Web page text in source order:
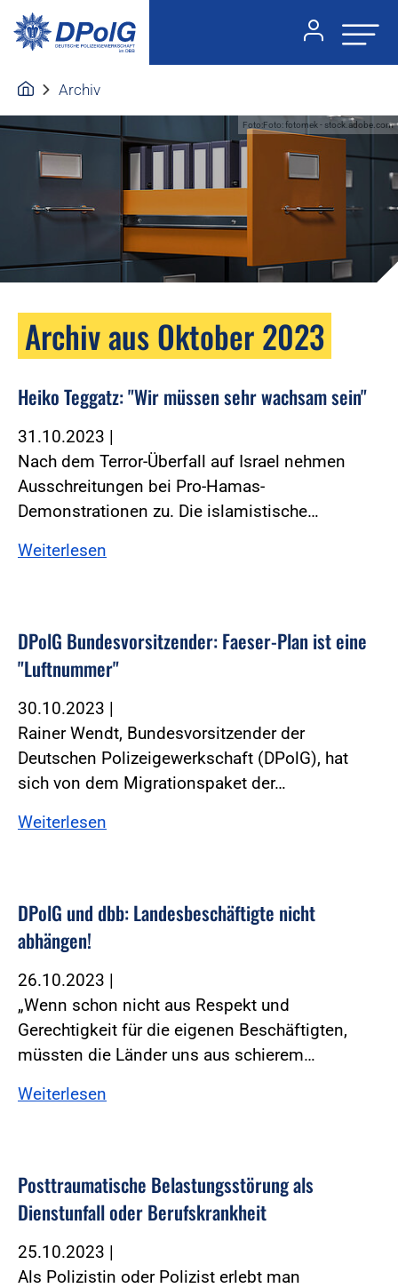
Archiv
Foto:Foto: fotomek - stock.adobe.com
Archiv aus Oktober 2023
Heiko Teggatz: "Wir müssen sehr wachsam sein"
31.10.2023 |
Nach dem Terror-Überfall auf Israel nehmen
Ausschreitungen bei Pro-Hamas-
Demonstrationen zu. Die islamistische…
Weiterlesen
DPolG Bundesvorsitzender: Faeser-Plan ist eine
"Luftnummer"
30.10.2023 |
Rainer Wendt, Bundesvorsitzender der
Deutschen Polizeigewerkschaft (DPolG), hat
sich von dem Migrationspaket der…
Weiterlesen
DPolG und dbb: Landesbeschäftigte nicht
abhängen!
26.10.2023 |
„Wenn schon nicht aus Respekt und
Gerechtigkeit für die eigenen Beschäftigten,
müssten die Länder uns aus schierem…
Weiterlesen
Posttraumatische Belastungsstörung als
Dienstunfall oder Berufskrankheit
25.10.2023 |
Als Polizistin oder Polizist erlebt man